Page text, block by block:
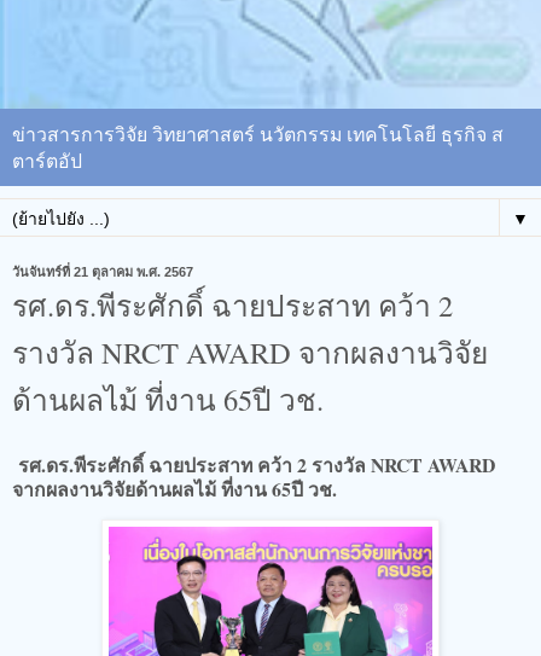
ข่าวสารการวิจัย วิทยาศาสตร์ นวัตกรรม เทคโนโลยี ธุรกิจ ส
ตาร์ตอัป
▼
วันจันทร์ที่ 21 ตุลาคม พ.ศ. 2567
รศ.ดร.พีระศักดิ์ ฉายประสาท คว้า 2
รางวัล NRCT AWARD จากผลงานวิจัย
ด้านผลไม้ ที่งาน 65ปี วช.
รศ.ดร.พีระศักดิ์ ฉายประสาท คว้า 2 รางวัล NRCT AWARD
จากผลงานวิจัยด้านผลไม้ ที่งาน 65ปี วช.